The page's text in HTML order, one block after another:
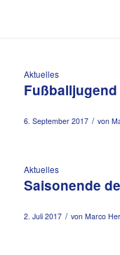
Aktuelles
Fußballjugend
6. September 2017 / von
Aktuelles
Saisonende
2. Juli 2017 / von Marco